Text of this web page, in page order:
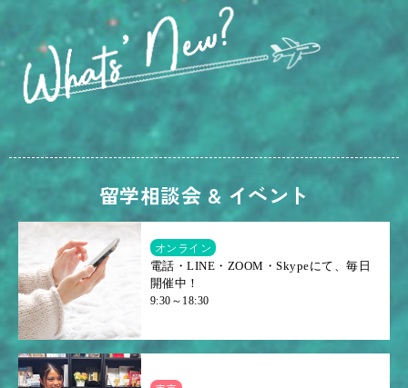
留学相談会 & イベント
オンライン
電話・LINE・ZOOM・Skypeにて、毎日
開催中！
9:30～18:30